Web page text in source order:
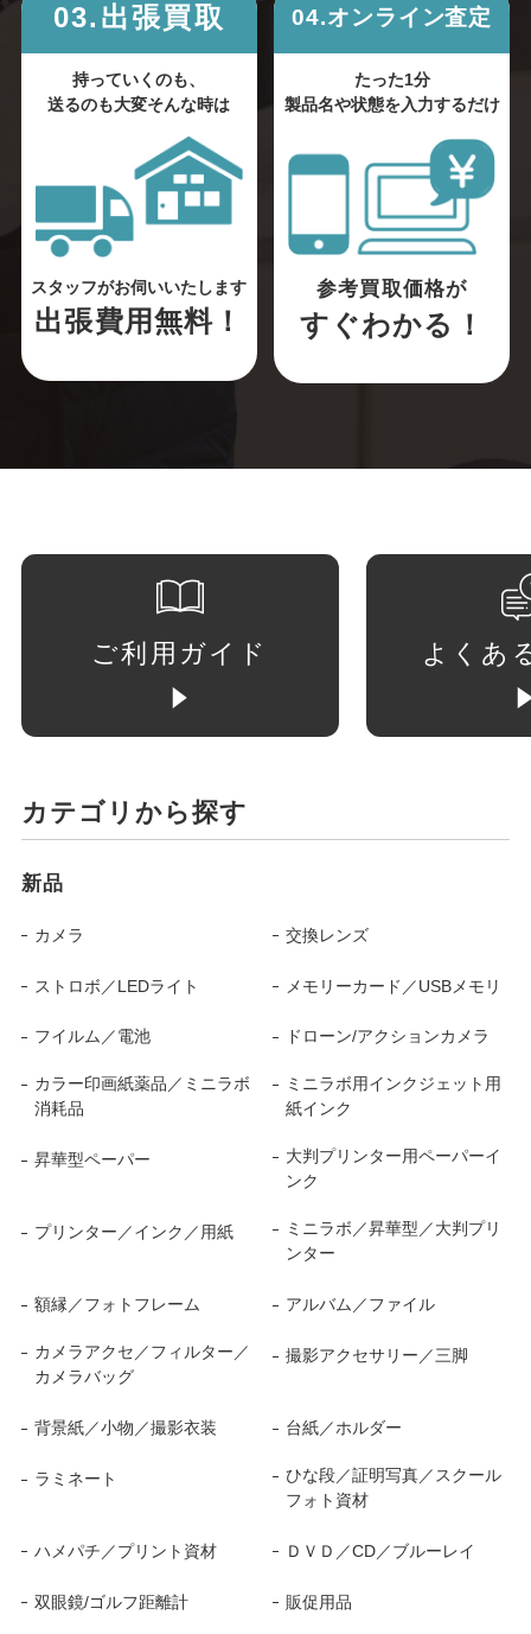
03.出張買取
持っていくのも、
送るのも大変そんな時は
スタッフがお伺いいたします
出張費用無料！
04.オンライン査定
たった1分
製品名や状態を入力するだけ
参考買取価格が
すぐわかる！
ご利用ガイド よくあ
カテゴリから探す
新品
カメラ 交換レンズ
ストロボ／LEDライト メモリーカード／USBメモリ
フイルム／電池 ドローン/アクションカメラ
カラー印画紙薬品／ミニラボ
消耗品
ミニラボ用インクジェット用
紙インク
昇華型ペーパー
大判プリンター用ペーパーイ
ンク
プリンター／インク／用紙
ミニラボ／昇華型／大判プリ
ンター
額縁／フォトフレーム アルバム／ファイル
カメラアクセ／フィルター／
カメラバッグ
撮影アクセサリー／三脚
背景紙／小物／撮影衣装 台紙／ホルダー
ラミネート
ひな段／証明写真／スクール
フォト資材
ハメパチ／プリント資材 ＤＶＤ／CD／ブルーレイ
双眼鏡/ゴルフ距離計 販促用品